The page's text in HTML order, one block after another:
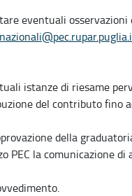
eventuali
istanze di riesame
del contributo fino
della
la comunicazione di